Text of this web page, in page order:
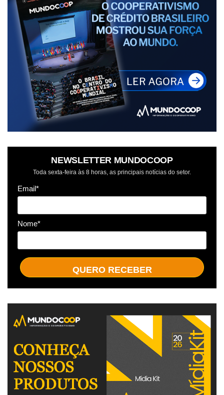
NEWSLETTER MUNDOCOOP
Toda sexta-feira às 8 horas, as principais notícias do setor.
Email*
Nome*
QUERO RECEBER